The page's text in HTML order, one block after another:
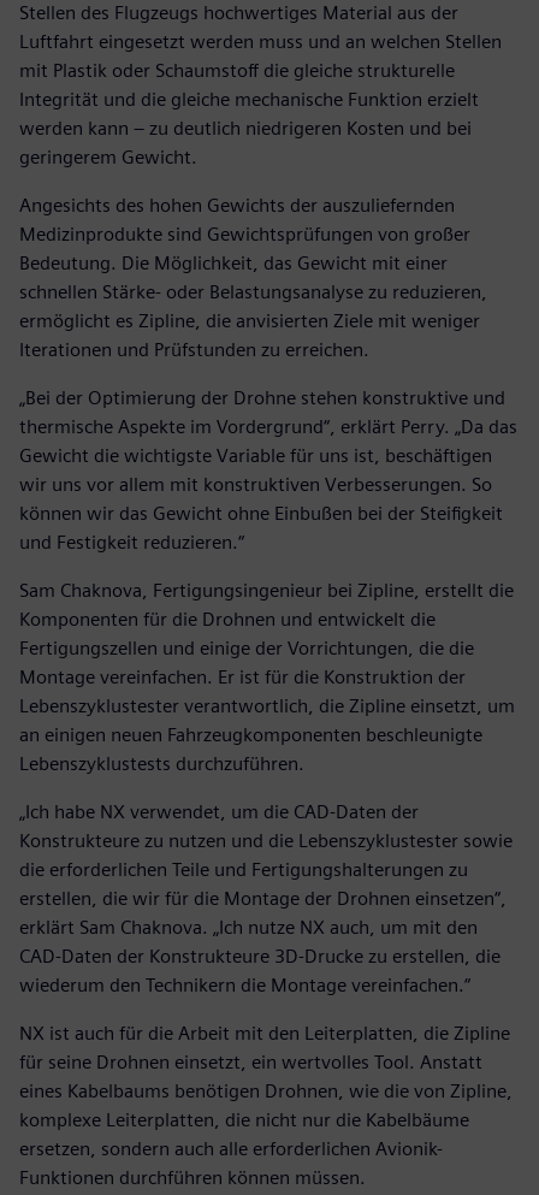
Stellen des Flugzeugs hochwertiges Material aus der
Luftfahrt eingesetzt werden muss und an welchen Stellen
mit Plastik oder Schaumstoff die gleiche strukturelle
Integrität und die gleiche mechanische Funktion erzielt
werden kann – zu deutlich niedrigeren Kosten und bei
geringerem Gewicht.
Angesichts des hohen Gewichts der auszuliefernden
Medizinprodukte sind Gewichtsprüfungen von großer
Bedeutung. Die Möglichkeit, das Gewicht mit einer
schnellen Stärke- oder Belastungsanalyse zu reduzieren,
ermöglicht es Zipline, die anvisierten Ziele mit weniger
Iterationen und Prüfstunden zu erreichen.
„Bei der Optimierung der Drohne stehen konstruktive und
thermische Aspekte im Vordergrund“, erklärt Perry. „Da das
Gewicht die wichtigste Variable für uns ist, beschäftigen
wir uns vor allem mit konstruktiven Verbesserungen. So
können wir das Gewicht ohne Einbußen bei der Steifigkeit
und Festigkeit reduzieren.“
Sam Chaknova, Fertigungsingenieur bei Zipline, erstellt die
Komponenten für die Drohnen und entwickelt die
Fertigungszellen und einige der Vorrichtungen, die die
Montage vereinfachen. Er ist für die Konstruktion der
Lebenszyklustester verantwortlich, die Zipline einsetzt, um
an einigen neuen Fahrzeugkomponenten beschleunigte
Lebenszyklustests durchzuführen.
„Ich habe NX verwendet, um die CAD-Daten der
Konstrukteure zu nutzen und die Lebenszyklustester sowie
die erforderlichen Teile und Fertigungshalterungen zu
erstellen, die wir für die Montage der Drohnen einsetzen“,
erklärt Sam Chaknova. „Ich nutze NX auch, um mit den
CAD-Daten der Konstrukteure 3D-Drucke zu erstellen, die
wiederum den Technikern die Montage vereinfachen.“
NX ist auch für die Arbeit mit den Leiterplatten, die Zipline
für seine Drohnen einsetzt, ein wertvolles Tool. Anstatt
eines Kabelbaums benötigen Drohnen, wie die von Zipline,
komplexe Leiterplatten, die nicht nur die Kabelbäume
ersetzen, sondern auch alle erforderlichen Avionik-
Funktionen durchführen können müssen.